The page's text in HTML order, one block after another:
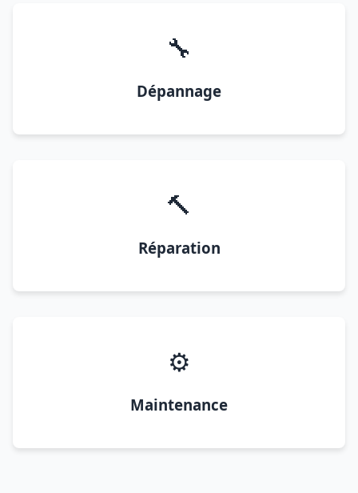
🔧
Dépannage
🔨
Réparation
⚙️
Maintenance